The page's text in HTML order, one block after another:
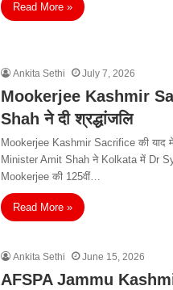
Read More »
Ankita Sethi July 7, 2026
Mookerjee Kashmir
Shah ने दी श्रद्धांजलि
Mookerjee Kashmir Sacrifice की याद
Minister Amit Shah ने Kolkata में Dr
Mookerjee की 125वीं…
Read More »
Ankita Sethi June 15, 2026
AFSPA Jammu